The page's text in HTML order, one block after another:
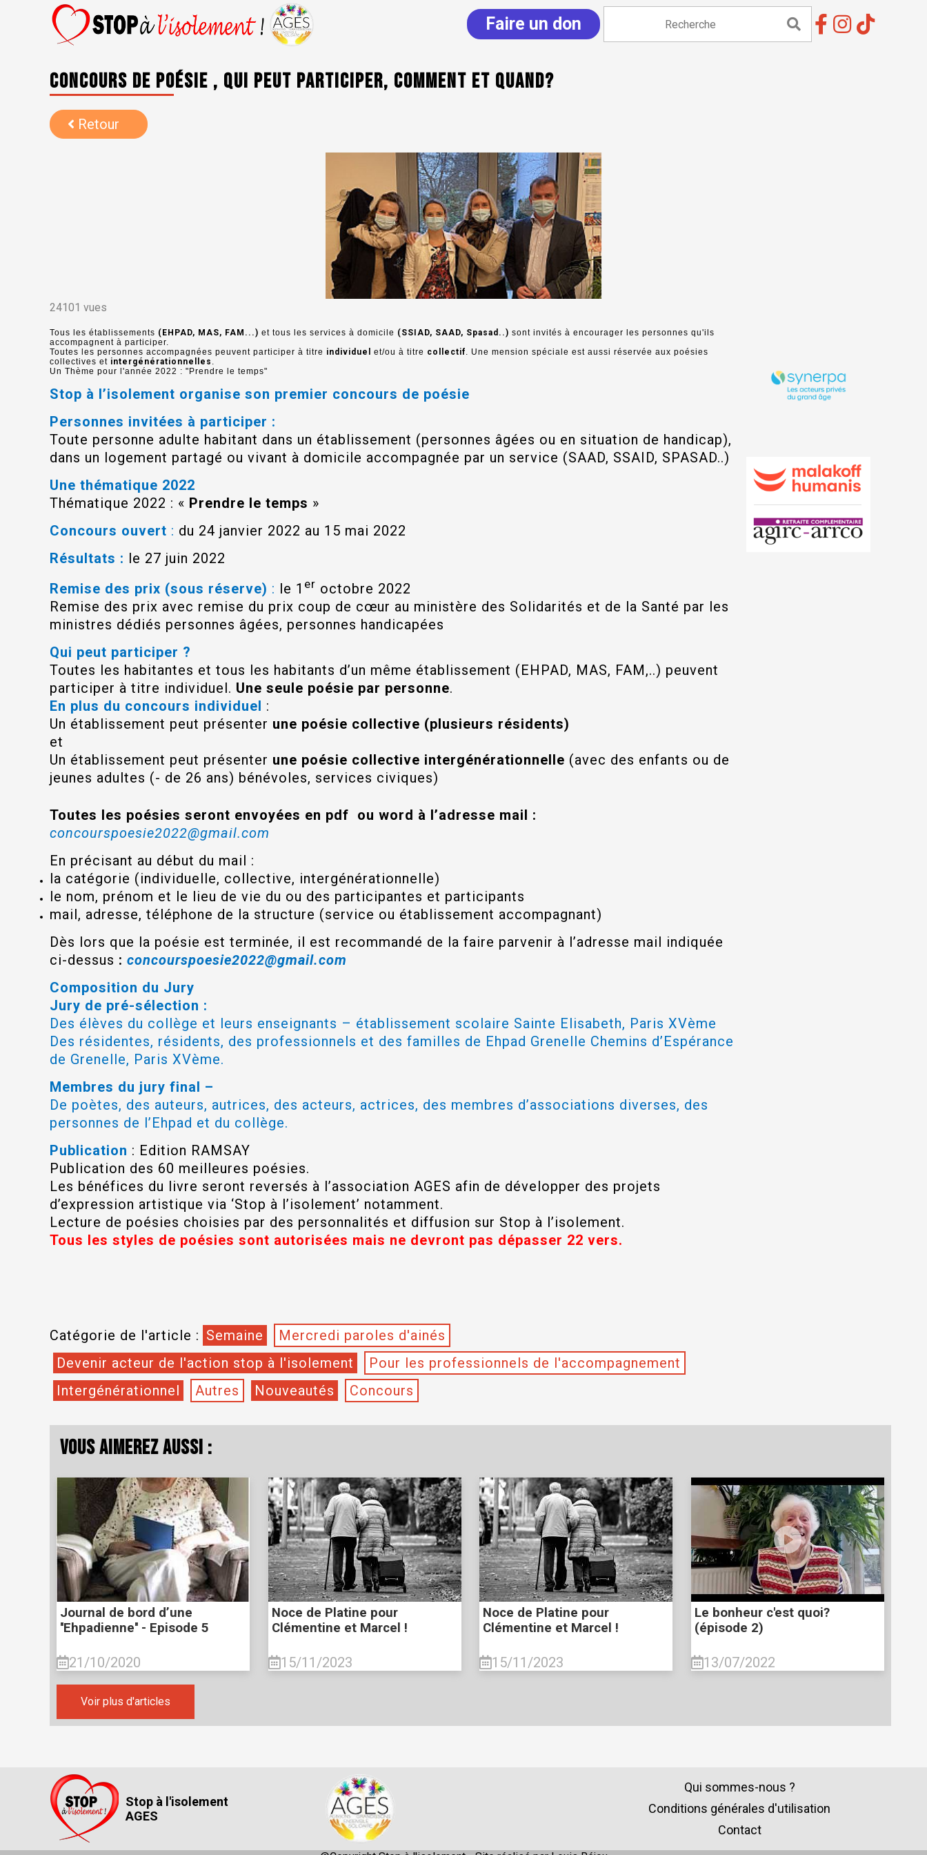
Faire un don
Concours de poésie , qui peut participer, comment et quand?
Retour
24101 vues
Tous les établissements (EHPAD, MAS, FAM...) et tous les services à domicile (SSIAD, SAAD, Spasad..) sont invités à encourager les personnes qu'ils
accompagnent à participer.
Toutes les personnes accompagnées peuvent participer à titre individuel et/ou à titre collectif. Une mension spéciale est aussi réservée aux poésies
collectives et intergénérationnelles .
Un Thème pour l'année 2022 : "Prendre le temps"
Stop à l’isolement organise son premier concours de poésie
Personnes invitées à participer :
Toute personne adulte habitant dans un établissement (personnes âgées ou en situation de handicap),
dans un logement partagé ou vivant à domicile accompagnée par un service (SAAD, SSAID, SPASAD..)
Une thématique 2022
Thématique 2022 : « Prendre le temps »
Concours ouvert : du 24 janvier 2022 au 15 mai 2022
Résultats : le 27 juin 2022
Remise des prix (sous réserve) : le 1 er octobre 2022
Remise des prix avec remise du prix coup de cœur au ministère des Solidarités et de la Santé par les
ministres dédiés personnes âgées, personnes handicapées
Qui peut participer ?
Toutes les habitantes et tous les habitants d’un même établissement (EHPAD, MAS, FAM,..) peuvent
participer à titre individuel. Une seule poésie par personne.
En plus du concours individuel :
Un établissement peut présenter une poésie collective (plusieurs résidents)
et
Un établissement peut présenter une poésie collective intergénérationnelle (avec des enfants ou de
jeunes adultes (- de 26 ans) bénévoles, services civiques)
Toutes les poésies seront envoyées en pdf ou word à l’adresse mail :
concourspoesie2022@gmail.com
En précisant au début du mail :
la catégorie (individuelle, collective, intergénérationnelle)
le nom, prénom et le lieu de vie du ou des participantes et participants
mail, adresse, téléphone de la structure (service ou établissement accompagnant)
Dès lors que la poésie est terminée, il est recommandé de la faire parvenir à l’adresse mail indiquée
ci-dessus : concourspoesie2022@gmail.com
Composition du Jury
Jury de pré-sélection :
Des élèves du collège et leurs enseignants – établissement scolaire Sainte Elisabeth, Paris XVème
Des résidentes, résidents, des professionnels et des familles de Ehpad Grenelle Chemins d’Espérance
de Grenelle, Paris XVème.
Membres du jury final –
De poètes, des auteurs, autrices, des acteurs, actrices, des membres d’associations diverses, des
personnes de l’Ehpad et du collège.
Publication : Edition RAMSAY
Publication des 60 meilleures poésies.
Les bénéfices du livre seront reversés à l’association AGES afin de développer des projets
d’expression artistique via ‘Stop à l’isolement’ notamment.
Lecture de poésies choisies par des personnalités et diffusion sur Stop à l’isolement.
Tous les styles de poésies sont autorisées mais ne devront pas dépasser 22 vers.
Catégorie de l'article : Semaine
Mercredi paroles d'ainés
Devenir acteur de l'action stop à l'isolement
Pour les professionnels de l'accompagnement
Intergénérationnel
Autres Nouveautés Concours
Vous aimerez aussi :
Journal de bord d’une
''Ehpadienne'' - Episode 5
21/10/2020
Noce de Platine pour
Clémentine et Marcel !
15/11/2023
Noce de Platine pour
Clémentine et Marcel !
15/11/2023
Le bonheur c'est quoi?
(épisode 2)
13/07/2022
Voir plus d'articles
Stop à l'isolement
AGES
Qui sommes-nous ?
Conditions générales d'utilisation
Contact